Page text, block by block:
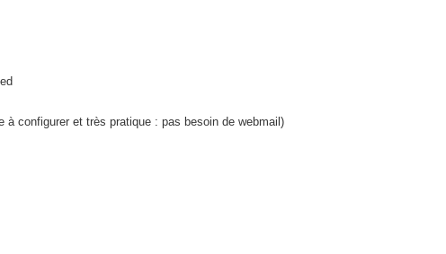
configurer et très pratique : pas besoin de webmail)